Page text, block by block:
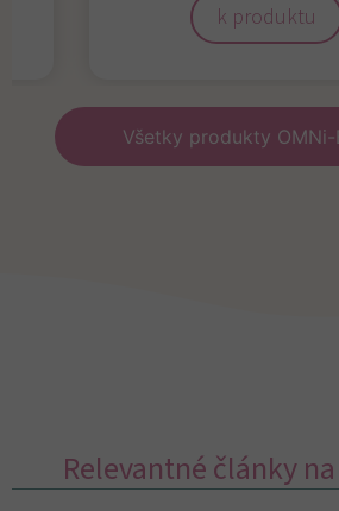
k produktu
Všetky produkty OMNi-
Relevantné články